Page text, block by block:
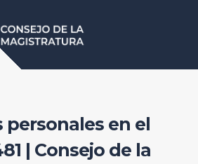
personales en el
| Consejo de la